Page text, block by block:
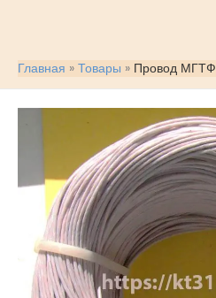
Главная Товары Провод